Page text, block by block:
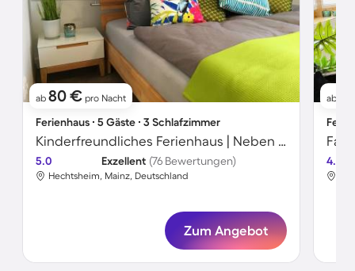
ab 80 € pro Nacht
Ferienhaus ∙ 5 Gäste ∙ 3 Schlafzimmer
Kinderfreundliches Ferienhaus | Neben dem Strand | Hunde erlaubt
5.0 Exzellent (76 Bewertungen)
Hechtsheim, Mainz, Deutschland
Zum Angebot
ab
4.8